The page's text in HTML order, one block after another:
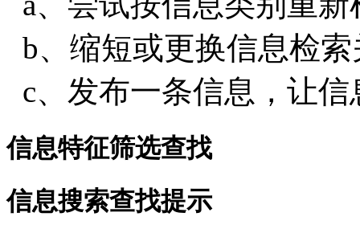
b、缩短或更换信息检
c、发布一条信息，让
信息特征筛选查找
信息搜索查找提示